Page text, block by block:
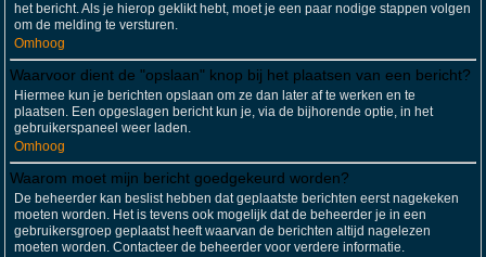
het bericht. Als je hierop geklikt hebt, moet je een paar nodige stappen volgen
om de melding te versturen.
Omhoog
Waarvoor dient de "opslaan" knop bij het plaatsen van een bericht?
Hiermee kun je berichten opslaan om ze dan later af te werken en te
plaatsen. Een opgeslagen bericht kun je, via de bijhorende optie, in het
gebruikerspaneel weer laden.
Omhoog
Waarom moet mijn bericht goedgekeurd worden?
De beheerder kan beslist hebben dat geplaatste berichten eerst nagekeken
moeten worden. Het is tevens ook mogelijk dat de beheerder je in een
gebruikersgroep geplaatst heeft waarvan de berichten altijd nagelezen
moeten worden. Contacteer de beheerder voor verdere informatie.